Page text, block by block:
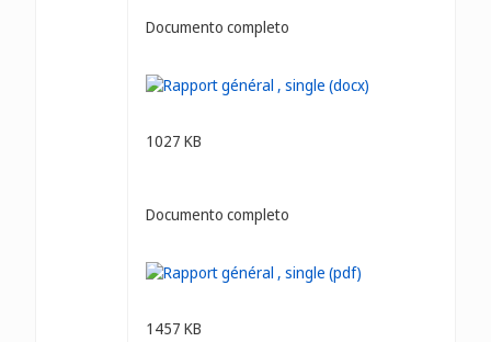
Documento completo
1027 KB
Documento completo
1457 KB